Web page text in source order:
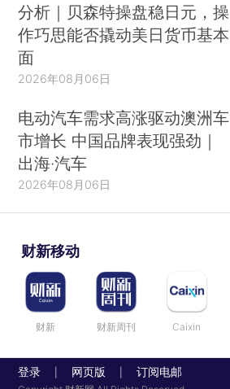
分析｜贝森特操盘稳日元，操
作巧思能否撬动美日货币基本
面
2026年08月06日
电动汽车需求高涨驱动澳洲车
市增长 中国品牌表现强劲｜
出海·汽车
2026年08月06日
财新移动
财新 财新周刊 Caixin
登录 网页版 订阅电邮